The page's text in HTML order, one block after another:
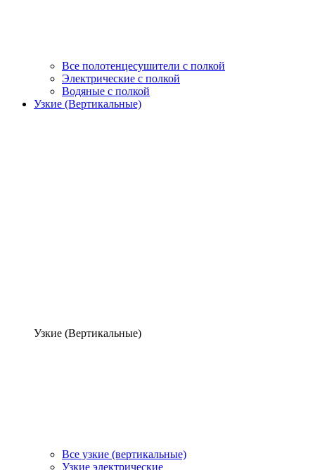
Все полотенцесушители с полкой
Электрические с полкой
Водяные с полкой
Узкие (Вертикальные)
Узкие (Вертикальные)
Все узкие (вертикальные)
Узкие электрические